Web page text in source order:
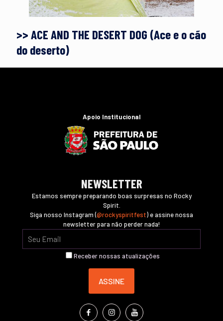
>> ACE AND THE DESERT DOG (Ace e o cão
do deserto)
Apoio Institucional
NEWSLETTER
Estamos sempre preparando boas surpresas no Rocky
Spirit.
Siga nosso Instagram (@rockyspiritfest) e assine nossa
newsletter para não perder nada!
Receber nossas atualizações